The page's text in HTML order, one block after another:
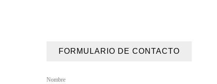
FORMULARIO DE CONTACTO
Nombre